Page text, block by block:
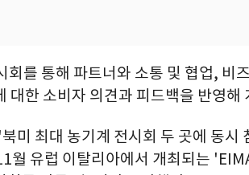
회를 통해 파트너와 소통 및 협업, 비
대한 소비자 의견과 피드백을 반영해
미 최대 농기계 전시회 두 곳에 동시
월 유럽 이탈리아에서 개최되는